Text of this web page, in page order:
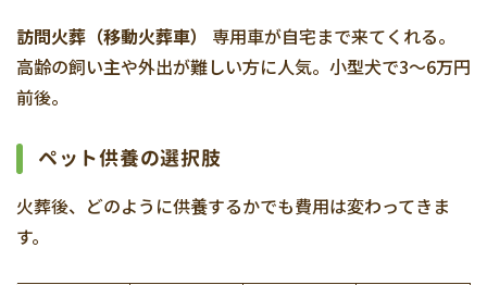
訪問火葬（移動火葬車）
専用車が自宅まで来てくれる。
高齢の飼い主や外出が難しい方に人気。小型犬で3〜6万円
前後。
ペット供養の選択肢
火葬後、どのように供養するかでも費用は変わってきま
す。